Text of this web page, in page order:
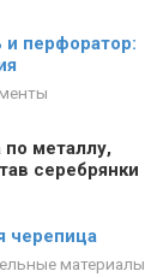
и перфоратор:
по металлу,
серебрянки
черепица
материалы